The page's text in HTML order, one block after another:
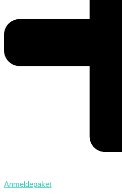
Anmeldepaket